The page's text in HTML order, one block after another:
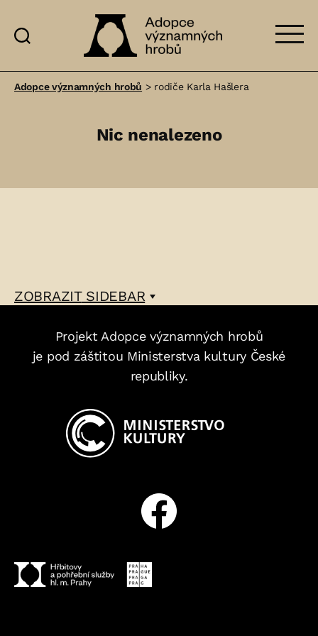
významných
Adopce významných hrobů > rodiče Karla Hašlera
Nic nenalezeno
ZOBRAZITSIDEBAR
Projekt Adopce významných hrobů
je pod záštitou Ministerstva kultury České
republiky.
Facebook